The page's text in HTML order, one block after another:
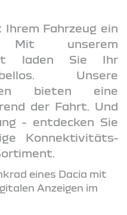
Fahrzeug ein
Mit unserem
laden Sie Ihr
Unsere
bieten eine
der Fahrt. Und
- entdecken Sie
Konnektivitäts-